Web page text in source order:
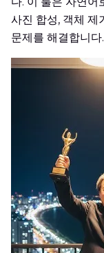
사진 합성, 객체 제
문제를 해결합니다.